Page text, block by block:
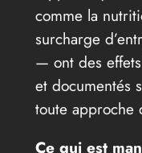
comme la
surcharge
— ont des
et documentés
toute approche
Ce qui est